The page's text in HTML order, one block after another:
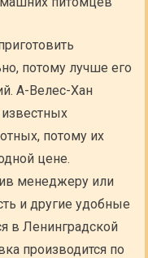
потому лучше его
А-Велес-Хан
потому их
цене.
менеджеру или
и другие удобные
в Ленинградской
производится по